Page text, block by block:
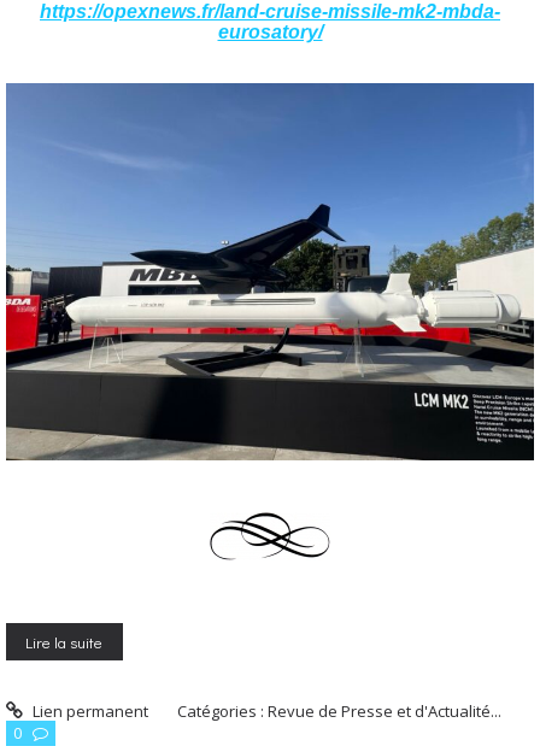
https://opexnews.fr/land-cruise-missile-mk2-mbda-
eurosatory/
Lire la suite
Lien permanent Catégories :Revue de Presse et d'Actualité...
0